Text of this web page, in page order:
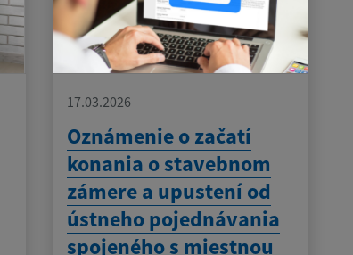
17.03.2026
Oznámenie o začatí
konania o stavebnom
zámere a upustení od
ústneho pojednávania
spojeného s miestnou